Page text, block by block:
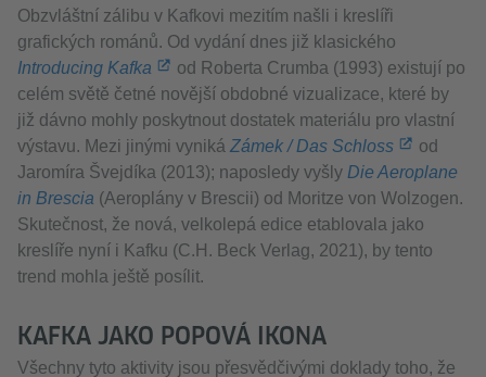
Obzvláštní zálibu v Kafkovi mezitím našli i kreslíři
grafických románů. Od vydání dnes již klasického
Introducing Kafka
od Roberta Crumba (1993) existují po
celém světě četné novější obdobné vizualizace, které by
již dávno mohly poskytnout dostatek materiálu pro vlastní
výstavu. Mezi jinými vyniká Zámek / Das Schloss
od
Jaromíra Švejdíka (2013); naposledy vyšly Die Aeroplane
in Brescia (Aeroplány v Brescii) od Moritze von Wolzogen.
Skutečnost, že nová, velkolepá edice etablovala jako
kreslíře nyní i Kafku (C.H. Beck Verlag, 2021), by tento
trend mohla ještě posílit.
KAFKA JAKO POPOVÁ IKONA
Všechny tyto aktivity jsou přesvědčivými doklady toho, že